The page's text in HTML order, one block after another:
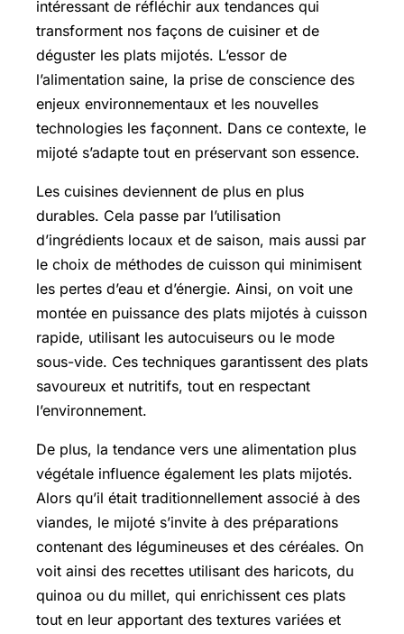
intéressant de réfléchir aux tendances qui
transforment nos façons de cuisiner et de
déguster les plats mijotés. L’essor de
l’alimentation saine, la prise de conscience des
enjeux environnementaux et les nouvelles
technologies les façonnent. Dans ce contexte, le
mijoté s’adapte tout en préservant son essence.
Les cuisines deviennent de plus en plus
durables. Cela passe par l’utilisation
d’ingrédients locaux et de saison, mais aussi par
le choix de méthodes de cuisson qui minimisent
les pertes d’eau et d’énergie. Ainsi, on voit une
montée en puissance des plats mijotés à cuisson
rapide, utilisant les autocuiseurs ou le mode
sous-vide. Ces techniques garantissent des plats
savoureux et nutritifs, tout en respectant
l’environnement.
De plus, la tendance vers une alimentation plus
végétale influence également les plats mijotés.
Alors qu’il était traditionnellement associé à des
viandes, le mijoté s’invite à des préparations
contenant des légumineuses et des céréales. On
voit ainsi des recettes utilisant des haricots, du
quinoa ou du millet, qui enrichissent ces plats
tout en leur apportant des textures variées et